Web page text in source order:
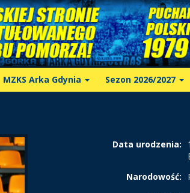
MZKS Arka Gdynia Sezon 2026/2027
Data urodzenia:
Narodowość: